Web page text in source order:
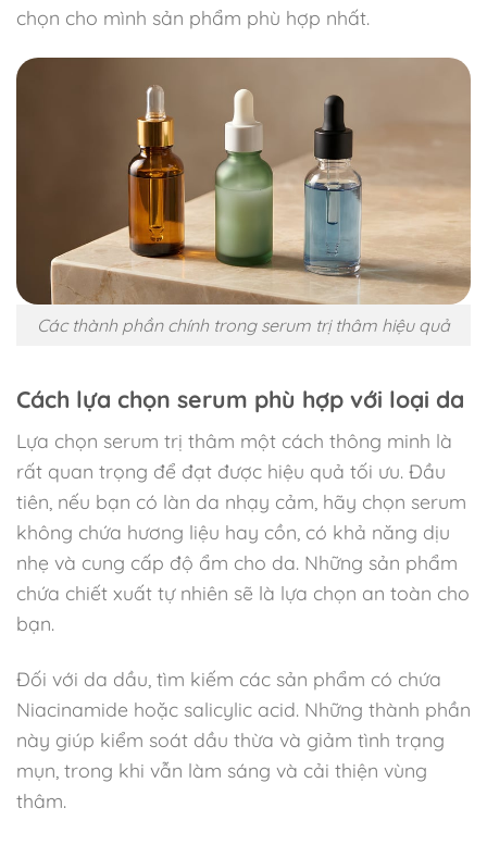
chọn cho mình sản phẩm phù hợp nhất.
Các thành phần chính trong serum trị thâm hiệu quả
Cách lựa chọn serum phù hợp với loại da
Lựa chọn serum trị thâm một cách thông minh là
rất quan trọng để đạt được hiệu quả tối ưu. Đầu
tiên, nếu bạn có làn da nhạy cảm, hãy chọn serum
không chứa hương liệu hay cồn, có khả năng dịu
nhẹ và cung cấp độ ẩm cho da. Những sản phẩm
chứa chiết xuất tự nhiên sẽ là lựa chọn an toàn cho
bạn.
Đối với da dầu, tìm kiếm các sản phẩm có chứa
Niacinamide hoặc salicylic acid. Những thành phần
này giúp kiểm soát dầu thừa và giảm tình trạng
mụn, trong khi vẫn làm sáng và cải thiện vùng
thâm.